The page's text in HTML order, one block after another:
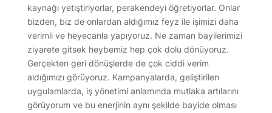
kaynağı yetiştiriyorlar, perakendeyi öğretiyorlar. Onlar
bizden, biz de onlardan aldığımız feyz ile işimizi daha
verimli ve heyecanla yapıyoruz. Ne zaman bayilerimizi
ziyarete gitsek heybemiz hep çok dolu dönüyoruz.
Gerçekten geri dönüşlerde de çok ciddi verim
aldığımızı görüyoruz. Kampanyalarda, geliştirilen
uygulamlarda, iş yönetimi anlamında mutlaka artılarını
görüyorum ve bu enerjinin aynı şekilde bayide olması